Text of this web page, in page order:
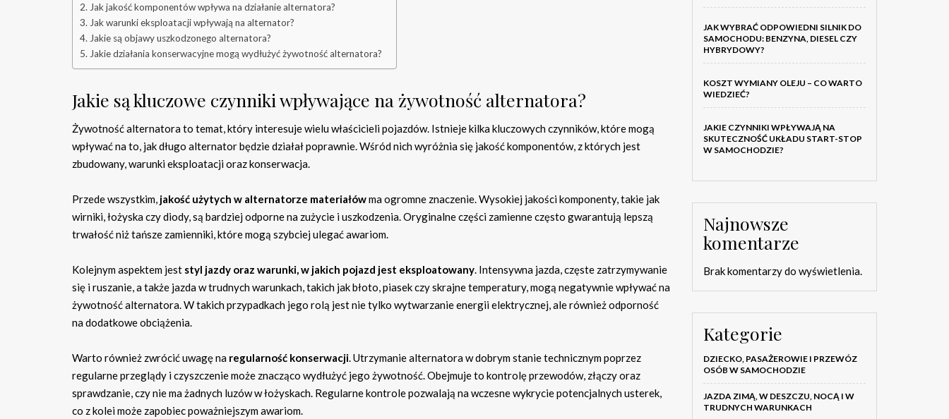
Jak jakość komponentów wpływa na działanie alternatora?
Jak warunki eksploatacji wpływają na alternator?
Jakie są objawy uszkodzonego alternatora?
Jakie działania konserwacyjne mogą wydłużyć żywotność alternatora?
Jakie są kluczowe czynniki wpływające na żywotność alternatora?
Żywotność alternatora to temat, który interesuje wielu właścicieli pojazdów. Istnieje kilka kluczowych czynników, które mogą
wpływać na to, jak długo alternator będzie działał poprawnie. Wśród nich wyróżnia się jakość komponentów, z których jest
zbudowany, warunki eksploatacji oraz konserwacja.
Przede wszystkim, jakość użytych w alternatorze materiałówma ogromne znaczenie. Wysokiej jakości komponenty, takie jak
wirniki, łożyska czy diody, są bardziej odporne na zużycie i uszkodzenia. Oryginalne części zamienne często gwarantują lepszą
trwałość niż tańsze zamienniki, które mogą szybciej ulegać awariom.
Kolejnym aspektem jest styl jazdy oraz warunki, w jakich pojazd jest eksploatowany. Intensywna jazda, częste zatrzymywanie
się i ruszanie, a także jazda w trudnych warunkach, takich jak błoto, piasek czy skrajne temperatury, mogą negatywnie wpływać na
żywotność alternatora. W takich przypadkach jego rolą jest nie tylko wytwarzanie energii elektrycznej, ale również odporność
na dodatkowe obciążenia.
Warto również zwrócić uwagę na regularność konserwacji. Utrzymanie alternatora w dobrym stanie technicznym poprzez
regularne przeglądy i czyszczenie może znacząco wydłużyć jego żywotność. Obejmuje to kontrolę przewodów, złączy oraz
sprawdzanie, czy nie ma żadnych luzów w łożyskach. Regularne kontrole pozwalają na wczesne wykrycie potencjalnych usterek,
co z kolei może zapobiec poważniejszym awariom.
JAK WYBRAĆ ODPOWIEDNI SILNIK DO
SAMOCHODU: BENZYNA, DIESEL CZY
HYBRYDOWY?
KOSZT WYMIANY OLEJU – CO WARTO
WIEDZIEĆ?
JAKIE CZYNNIKI WPŁYWAJĄ NA
SKUTECZNOŚĆ UKŁADU START-STOP
W SAMOCHODZIE?
Najnowsze
komentarze
Brak komentarzy do wyświetlenia.
Kategorie
DZIECKO, PASAŻEROWIE I PRZEWÓZ
OSÓB W SAMOCHODZIE
JAZDA ZIMĄ, W DESZCZU, NOCĄ I W
TRUDNYCH WARUNKACH